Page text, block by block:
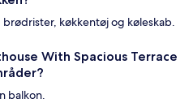
køkkentøj og køleskab.
With Spacious Terrace
balkon.